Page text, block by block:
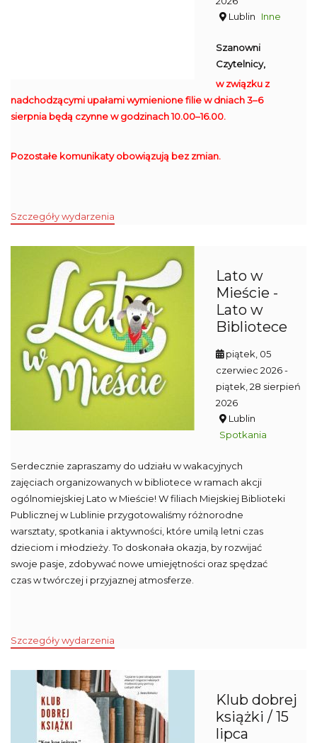
Lublin
Inne
Szanowni
Czytelnicy,
w związku z
nadchodzącymi upałami wymienione filie w dniach 3–6
sierpnia będą czynne w godzinach 10.00–16.00.
Pozostałe komunikaty obowiązują bez zmian.
Szczegóły wydarzenia
Lato w
Mieście -
Lato w
Bibliotece
piątek, 05
czerwiec 2026-
piątek, 28 sierpień
2026
Lublin
Spotkania
Serdecznie zapraszamy do udziału w wakacyjnych
zajęciach organizowanych w bibliotece w ramach akcji
ogólnomiejskiej Lato w Mieście! W filiach Miejskiej Biblioteki
Publicznej w Lublinie przygotowaliśmy różnorodne
warsztaty, spotkania i aktywności, które umilą letni czas
dzieciom i młodzieży. To doskonała okazja, by rozwijać
swoje pasje, zdobywać nowe umiejętności oraz spędzać
czas w twórczej i przyjaznej atmosferze.
Szczegóły wydarzenia
Klub dobrej
książki / 15
lipca